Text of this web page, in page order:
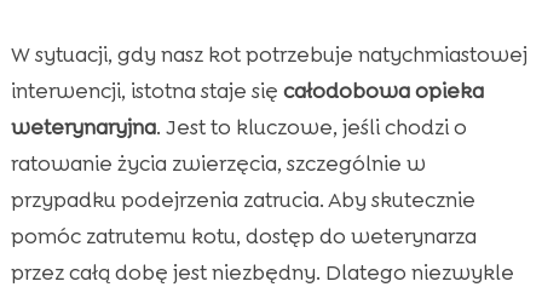
W sytuacji, gdy nasz kot potrzebuje natychmiastowej
interwencji, istotna staje się całodobowa opieka
weterynaryjna. Jest to kluczowe, jeśli chodzi o
ratowanie życia zwierzęcia, szczególnie w
przypadku podejrzenia zatrucia. Aby skutecznie
pomóc zatrutemu kotu, dostęp do weterynarza
przez całą dobę jest niezbędny. Dlatego niezwykle